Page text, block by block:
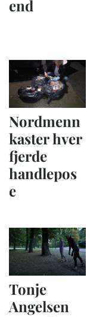
end
Nordmenn
kaster hver
fjerde
handlepos
e
Tonje
Angelsen